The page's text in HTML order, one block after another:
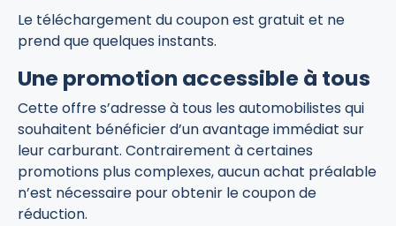
Le téléchargement du coupon est gratuit et ne
prend que quelques instants.
Une promotion accessible à tous
Cette offre s’adresse à tous les automobilistes qui
souhaitent bénéficier d’un avantage immédiat sur
leur carburant. Contrairement à certaines
promotions plus complexes, aucun achat préalable
n’est nécessaire pour obtenir le coupon de
réduction.